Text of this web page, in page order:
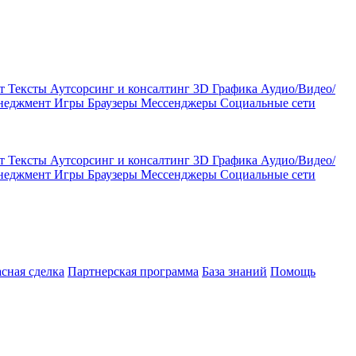
Тексты Аутсорсинг и консалтинг 3D Графика Аудио/Видео/
Игры Браузеры Мессенджеры Социальные сети
Тексты Аутсорсинг и консалтинг 3D Графика Аудио/Видео/
Игры Браузеры Мессенджеры Социальные сети
сделка Партнерская программа База знаний Помощь